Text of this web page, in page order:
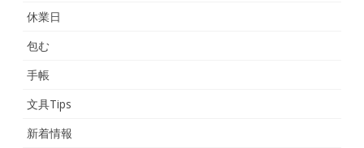
休業日
包む
手帳
文具Tips
新着情報